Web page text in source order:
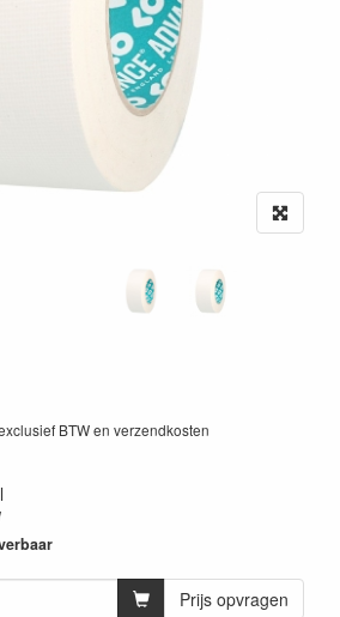
BTW en verzendkosten
Prijs opvragen